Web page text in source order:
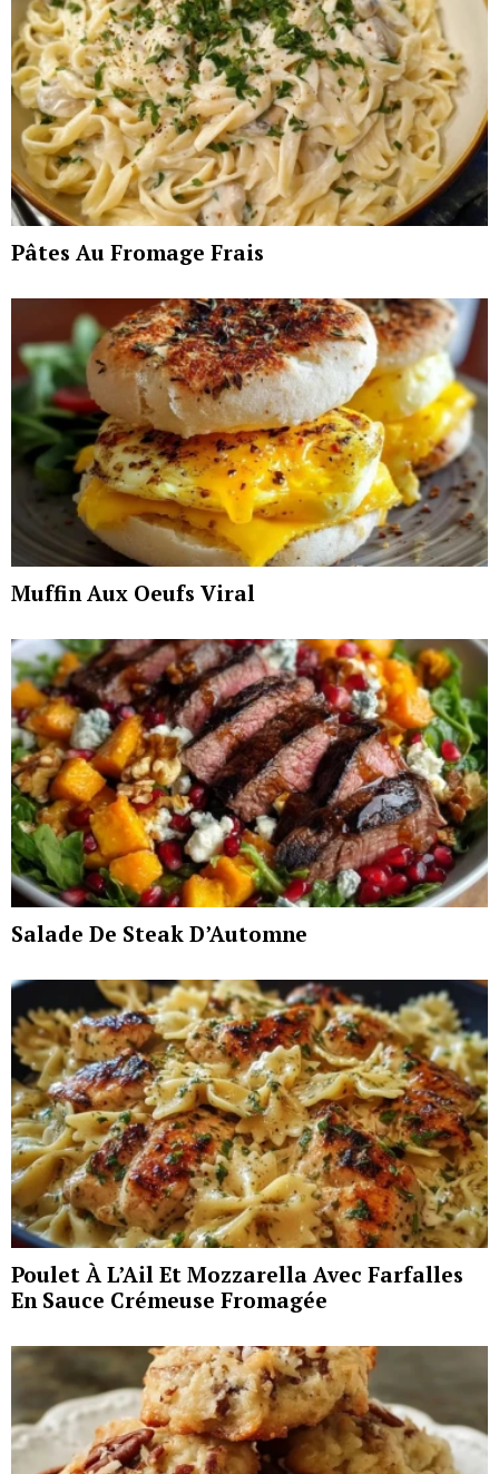
Pâtes Au Fromage Frais
Muffin Aux Oeufs Viral
Salade De Steak D’Automne
Poulet À L’Ail Et Mozzarella Avec Farfalles
En Sauce Crémeuse Fromagée